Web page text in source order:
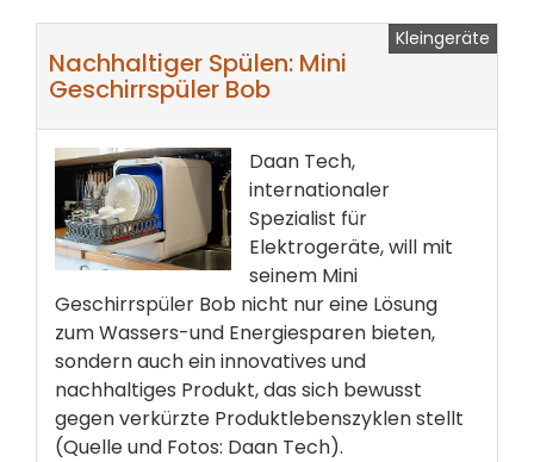
Kleingeräte
Nachhaltiger Spülen: Mini
Geschirrspüler Bob
Daan Tech,
internationaler
Spezialist für
Elektrogeräte, will mit
seinem Mini
Geschirrspüler Bob nicht nur eine Lösung
zum Wassers-und Energiesparen bieten,
sondern auch ein innovatives und
nachhaltiges Produkt, das sich bewusst
gegen verkürzte Produktlebenszyklen stellt
(Quelle und Fotos: Daan Tech).